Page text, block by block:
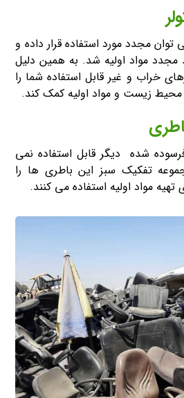
توان مجدد مورد استفاده قرار داده و
مجدد مواد اولیه شد. به همین دلیل
خراب و غیر قابل استفاده شما را
محیط زیست و مواد اولیه کمک کند.
شده دیگر قابل استفاده نمی
تفکیک سبز این باطری ها را
تهیه مواد اولیه استفاده می کنند.